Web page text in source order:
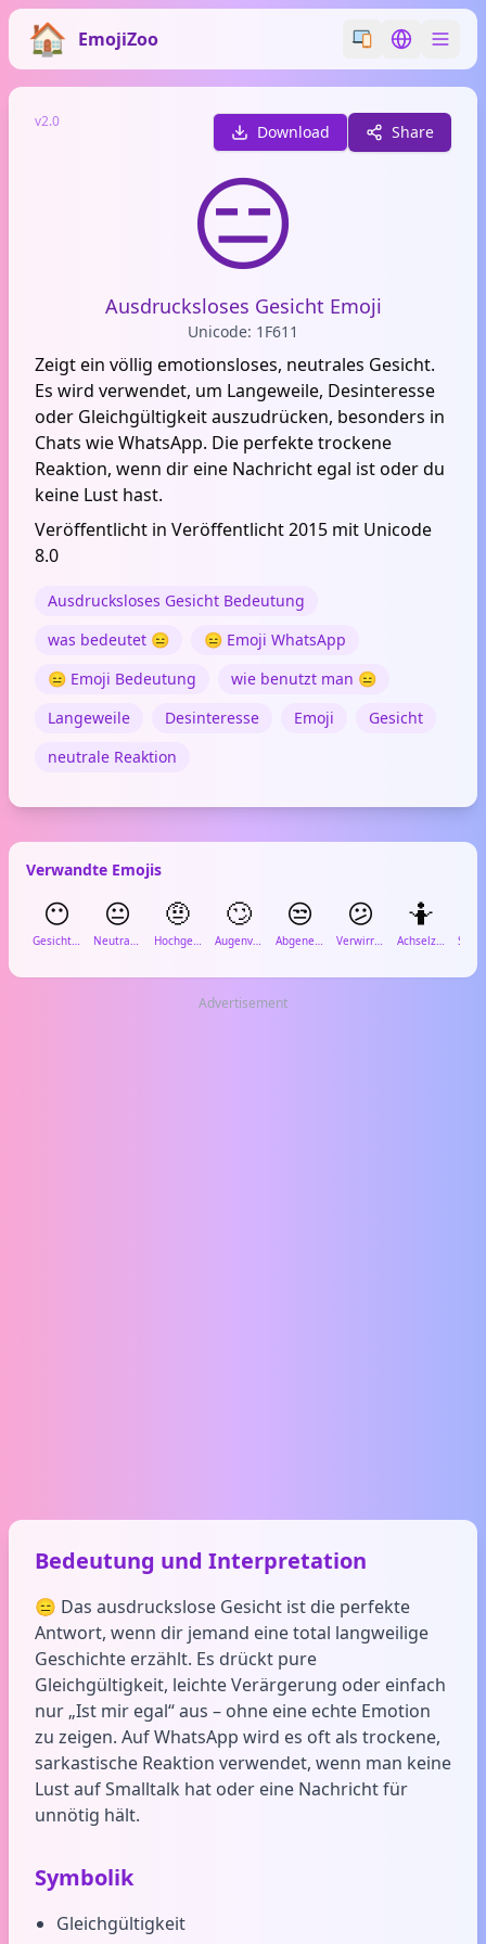
EmojiZoo Switch emoji
Switch
v2.0
Download Share
😑
Ausdrucksloses Gesicht Emoji
Unicode: 1F611
Zeigt ein völlig emotionsloses, neutrales Gesicht.
Es wird verwendet, um Langeweile, Desinteresse
oder Gleichgültigkeit auszudrücken, besonders in
Chats wie WhatsApp. Die perfekte trockene
Reaktion, wenn dir eine Nachricht egal ist oder du
keine Lust hast.
Veröffentlicht in Veröffentlicht 2015 mit Unicode
8.0
Ausdrucksloses Gesicht Bedeutung
was bedeutet 😑
😑 Emoji WhatsApp
😑 Emoji Bedeutung
wie benutzt man 😑
Langeweile
Desinteresse Emoji
Gesicht
neutrale Reaktion
Verwandte Emojis
😶
Gesicht ohne Mund
😐
Neutrales Gesicht
🤨
Hochgezogene Augenbraue
🙄
Augenverdrehen
😒
Abgenervtes Gesicht
😕
Verwirrtes Gesicht
🤷
Achselzucken
Advertisement
Bedeutung und Interpretation
😑 Das ausdruckslose Gesicht ist die perfekte
Antwort, wenn dir jemand eine total langweilige
Geschichte erzählt. Es drückt pure
Gleichgültigkeit, leichte Verärgerung oder einfach
nur „Ist mir egal“ aus – ohne eine echte Emotion
zu zeigen. Auf WhatsApp wird es oft als trockene,
sarkastische Reaktion verwendet, wenn man keine
Lust auf Smalltalk hat oder eine Nachricht für
unnötig hält.
Symbolik
Gleichgültigkeit